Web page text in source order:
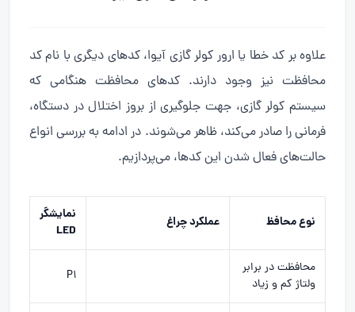
علاوه بر کد خطا یا ارور کولر گازی آیوا، کدهای دیگری با نام کد
محافظت نیز وجود دارند. کدهای محافظت هنگامی که
سیستم کولر گازی، جهت جلوگیری از بروز اختلال در دستگاه،
فرمانی را صادر می‌کند، ظاهر می‌شوند. در ادامه به بررسی انواع
حالت‌های فعال شدن این کدها، می‌پردازیم.
نوع محافظ عملکرد چراغ
نمایشگر
LED
محافظت در برابر
ولتاژ کم و زیاد
P1